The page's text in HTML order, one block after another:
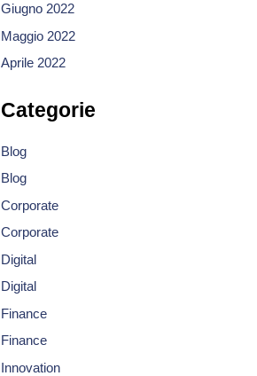
Giugno 2022
Maggio 2022
Aprile 2022
Categorie
Blog
Blog
Corporate
Corporate
Digital
Digital
Finance
Finance
Innovation